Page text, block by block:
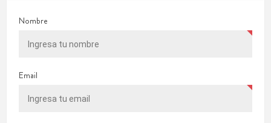
Nombre
Email